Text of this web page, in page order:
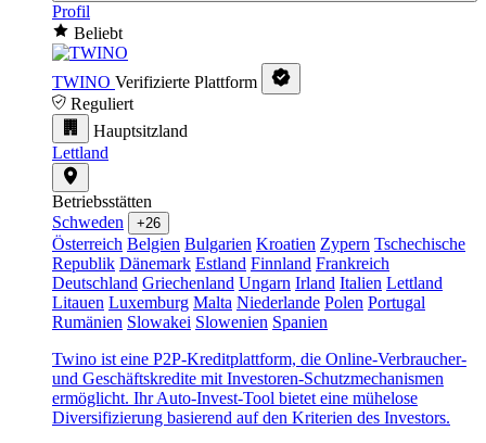
Profil
Beliebt
TWINO Verifizierte Plattform
Reguliert
Hauptsitzland
Lettland
Betriebsstätten
Schweden
+26
Österreich Belgien Bulgarien Kroatien Zypern Tschechische
Republik Dänemark Estland Finnland Frankreich
Deutschland Griechenland Ungarn Irland Italien Lettland
Litauen Luxemburg Malta Niederlande Polen Portugal
Rumänien Slowakei Slowenien Spanien
Twino ist eine P2P-Kreditplattform, die Online-Verbraucher-
und Geschäftskredite mit Investoren-Schutzmechanismen
ermöglicht. Ihr Auto-Invest-Tool bietet eine mühelose
Diversifizierung basierend auf den Kriterien des Investors.